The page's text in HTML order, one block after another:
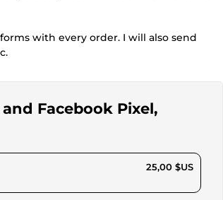
with every order. I will also send
Facebook Pixel,
25,00 $US